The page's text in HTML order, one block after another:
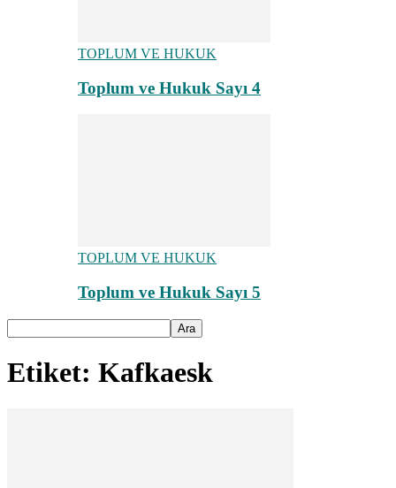
TOPLUM VE HUKUK
Toplum ve Hukuk Sayı 4
TOPLUM VE HUKUK
Toplum ve Hukuk Sayı 5
Etiket: Kafkaesk